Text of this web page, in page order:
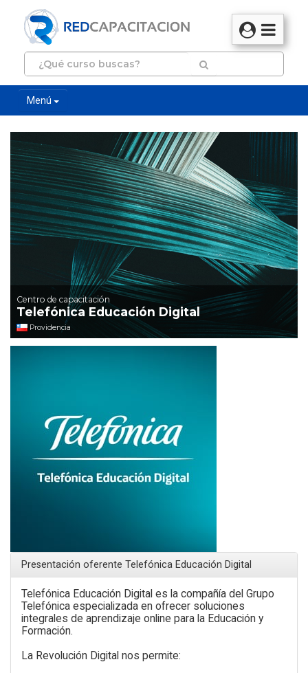
Menú
Centro de capacitación
Telefónica Educación Digital
Providencia
Presentación oferente Telefónica Educación Digital
Telefónica Educación Digital es la compañía del Grupo
Telefónica especializada en ofrecer soluciones
integrales de aprendizaje online para la Educación y
Formación.
La Revolución Digital nos permite: